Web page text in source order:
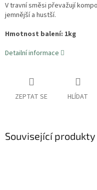
V travní směsi převažují
jemnější a hustší.
Hmotnost balení: 1kg
Detailní informace
ZEPTAT SE HLÍDAT
Související produkty